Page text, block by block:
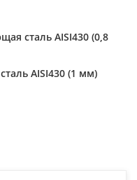
сталь AISI430 (0,8
AISI430 (1 мм)